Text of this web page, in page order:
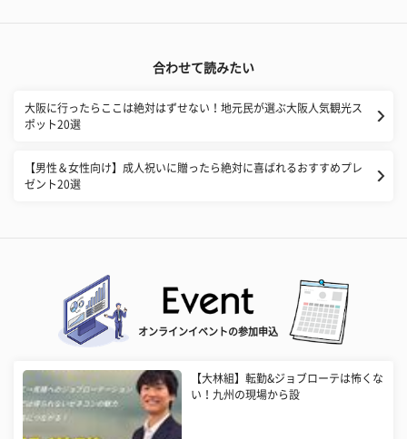
合わせて読みたい
大阪に行ったらここは絶対はずせない！地元民が選ぶ大阪人気観光ス
ポット20選
【男性＆女性向け】成人祝いに贈ったら絶対に喜ばれるおすすめプレ
ゼント20選
オンラインイベントの参加申込
【大林組】転勤&ジョブローテは怖くな
い！九州の現場から設